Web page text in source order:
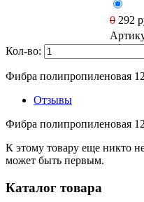
0 292
Кол-во:
Фибра полипропиленовая
Отзывы
Фибра полипропиленовая
К этому товару еще никто
может быть первым.
Каталог товара